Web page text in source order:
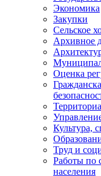
Экономика
Закупки
Сельское
Архивное
Оценка
Культура,
Труд и
Работы по
населения